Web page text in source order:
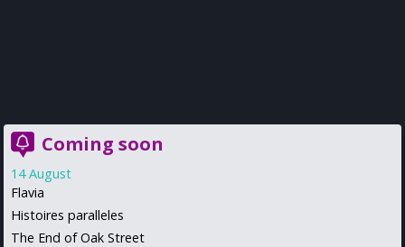
Coming soon
14 August
Flavia
Histoires paralleles
The End of Oak Street